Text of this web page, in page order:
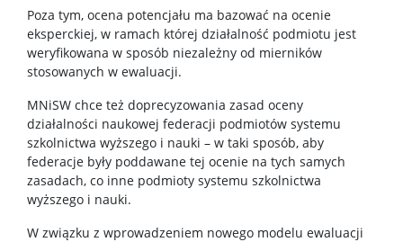
Poza tym, ocena potencjału ma bazować na ocenie
eksperckiej, w ramach której działalność podmiotu jest
weryfikowana w sposób niezależny od mierników
stosowanych w ewaluacji.
MNiSW chce też doprecyzowania zasad oceny
działalności naukowej federacji podmiotów systemu
szkolnictwa wyższego i nauki – w taki sposób, aby
federacje były poddawane tej ocenie na tych samych
zasadach, co inne podmioty systemu szkolnictwa
wyższego i nauki.
W związku z wprowadzeniem nowego modelu ewaluacji